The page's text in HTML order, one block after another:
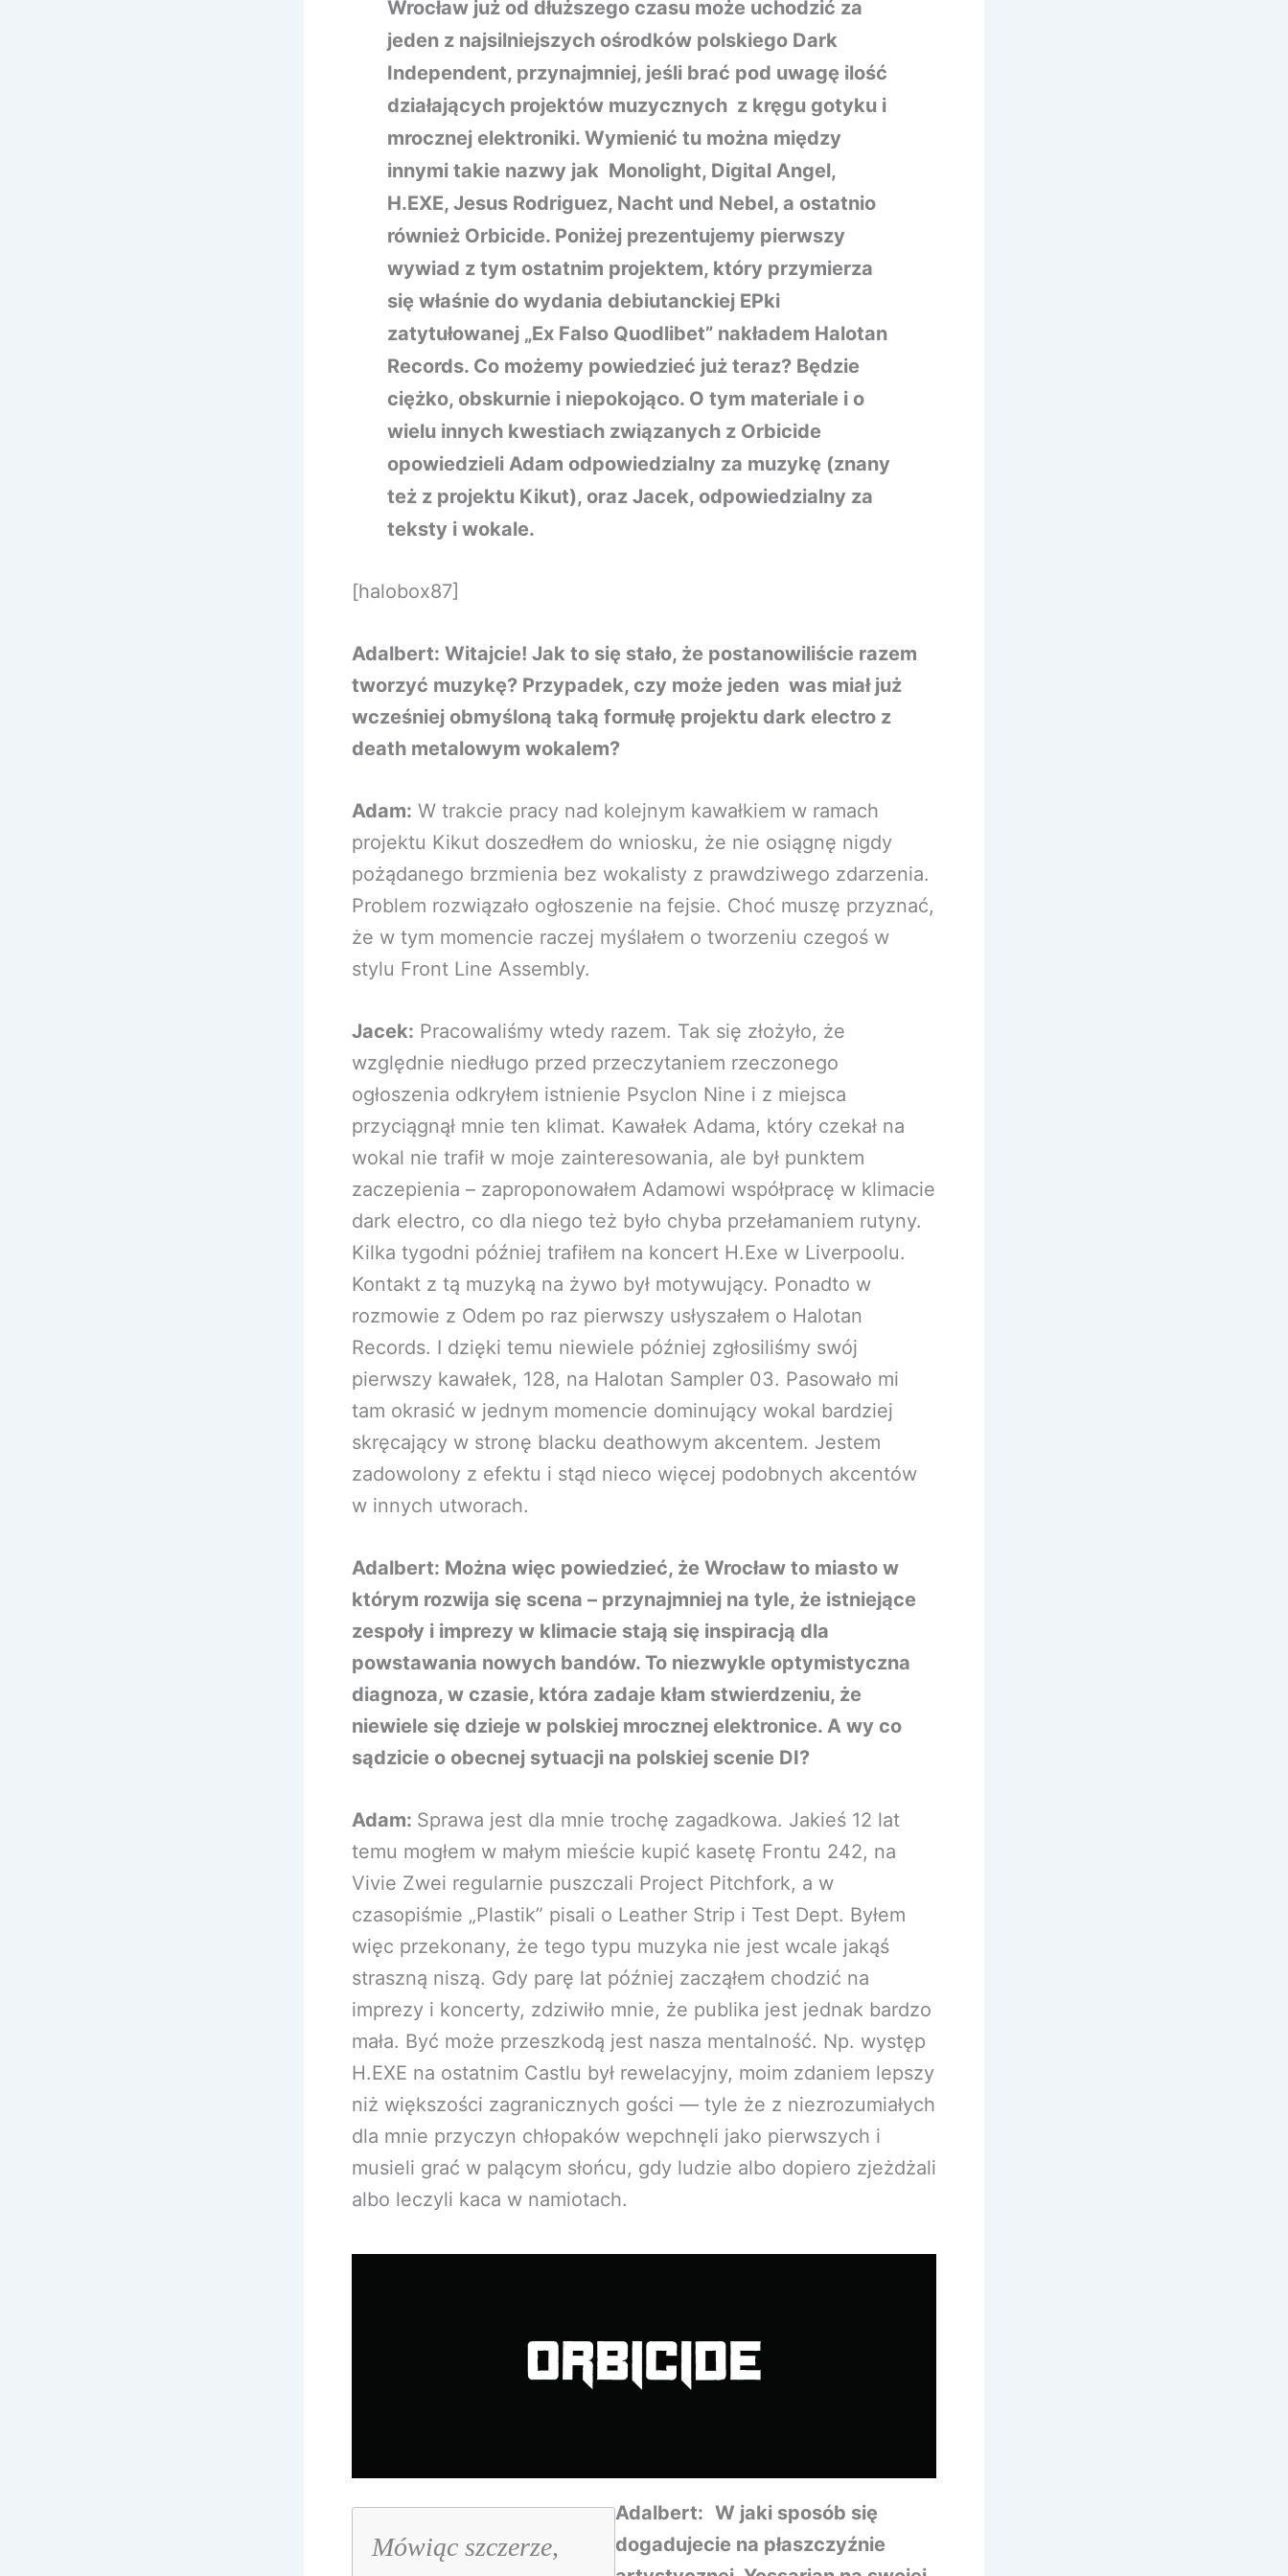
Wrocław już od dłuższego czasu może uchodzić za
jeden z najsilniejszych ośrodków polskiego Dark
Independent, przynajmniej, jeśli brać pod uwagę ilość
działających projektów muzycznych z kręgu gotyku i
mrocznej elektroniki. Wymienić tu można między
innymi takie nazwy jak Monolight, Digital Angel,
H.EXE, Jesus Rodriguez, Nacht und Nebel, a ostatnio
również Orbicide. Poniżej prezentujemy pierwszy
wywiad z tym ostatnim projektem, który przymierza
się właśnie do wydania debiutanckiej EPki
zatytułowanej „Ex Falso Quodlibet” nakładem Halotan
Records. Co możemy powiedzieć już teraz? Będzie
ciężko, obskurnie i niepokojąco. O tym materiale i o
wielu innych kwestiach związanych z Orbicide
opowiedzieli Adam odpowiedzialny za muzykę (znany
też z projektu Kikut), oraz Jacek, odpowiedzialny za
teksty i wokale.
[halobox87]
Adalbert: Witajcie! Jak to się stało, że postanowiliście razem
tworzyć muzykę? Przypadek, czy może jeden was miał już
wcześniej obmyśloną taką formułę projektu dark electro z
death metalowym wokalem?
Adam: W trakcie pracy nad kolejnym kawałkiem w ramach
projektu Kikut doszedłem do wniosku, że nie osiągnę nigdy
pożądanego brzmienia bez wokalisty z prawdziwego zdarzenia.
Problem rozwiązało ogłoszenie na fejsie. Choć muszę przyznać,
że w tym momencie raczej myślałem o tworzeniu czegoś w
stylu Front Line Assembly.
Jacek: Pracowaliśmy wtedy razem. Tak się złożyło, że
względnie niedługo przed przeczytaniem rzeczonego
ogłoszenia odkryłem istnienie Psyclon Nine i z miejsca
przyciągnął mnie ten klimat. Kawałek Adama, który czekał na
wokal nie trafił w moje zainteresowania, ale był punktem
zaczepienia – zaproponowałem Adamowi współpracę w klimacie
dark electro, co dla niego też było chyba przełamaniem rutyny.
Kilka tygodni później trafiłem na koncert H.Exe w Liverpoolu.
Kontakt z tą muzyką na żywo był motywujący. Ponadto w
rozmowie z Odem po raz pierwszy usłyszałem o Halotan
Records. I dzięki temu niewiele później zgłosiliśmy swój
pierwszy kawałek, 128, na Halotan Sampler 03. Pasowało mi
tam okrasić w jednym momencie dominujący wokal bardziej
skręcający w stronę blacku deathowym akcentem. Jestem
zadowolony z efektu i stąd nieco więcej podobnych akcentów
w innych utworach.
Adalbert: Można więc powiedzieć, że Wrocław to miasto w
którym rozwija się scena – przynajmniej na tyle, że istniejące
zespoły i imprezy w klimacie stają się inspiracją dla
powstawania nowych bandów. To niezwykle optymistyczna
diagnoza, w czasie, która zadaje kłam stwierdzeniu, że
niewiele się dzieje w polskiej mrocznej elektronice. A wy co
sądzicie o obecnej sytuacji na polskiej scenie DI?
Adam: Sprawa jest dla mnie trochę zagadkowa. Jakieś 12 lat
temu mogłem w małym mieście kupić kasetę Frontu 242, na
Vivie Zwei regularnie puszczali Project Pitchfork, a w
czasopiśmie „Plastik” pisali o Leather Strip i Test Dept. Byłem
więc przekonany, że tego typu muzyka nie jest wcale jakąś
straszną niszą. Gdy parę lat później zacząłem chodzić na
imprezy i koncerty, zdziwiło mnie, że publika jest jednak bardzo
mała. Być może przeszkodą jest nasza mentalność. Np. występ
H.EXE na ostatnim Castlu był rewelacyjny, moim zdaniem lepszy
niż większości zagranicznych gości — tyle że z niezrozumiałych
dla mnie przyczyn chłopaków wepchnęli jako pierwszych i
musieli grać w palącym słońcu, gdy ludzie albo dopiero zjeżdżali
albo leczyli kaca w namiotach.
Mówiąc szczerze,
Adalbert: W jaki sposób się
dogadujecie na płaszczyźnie